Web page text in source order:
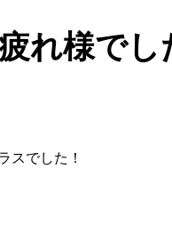
れ様でし
スでした！